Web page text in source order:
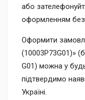
або
оформленням без
Оформити
(10003P73G01)»
G01) можна у
підтвердимо
Україні.